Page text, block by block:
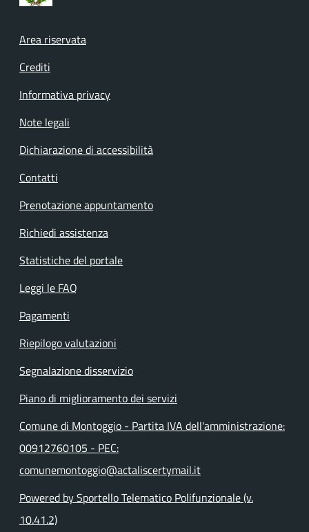
Footer menu
Area riservata
Crediti
Informativa privacy
Note legali
Dichiarazione di accessibilità
Contatti
Prenotazione appuntamento
Richiedi assistenza
Statistiche del portale
Leggi le FAQ
Pagamenti
Riepilogo valutazioni
Segnalazione disservizio
Piano di miglioramento dei servizi
Comune di Montoggio - Partita IVA dell'amministrazione:
00912760105 - PEC:
comunemontoggio@actaliscertymail.it
Powered by Sportello Telematico Polifunzionale (v.
10.41.2)